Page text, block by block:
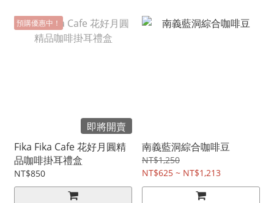
預購優惠中！
即將開賣
Fika Fika Cafe 花好月圓精
品咖啡掛耳禮盒
NT$850
南義藍洞綜合咖啡豆
NT$1,250
NT$625 ~ NT$1,213